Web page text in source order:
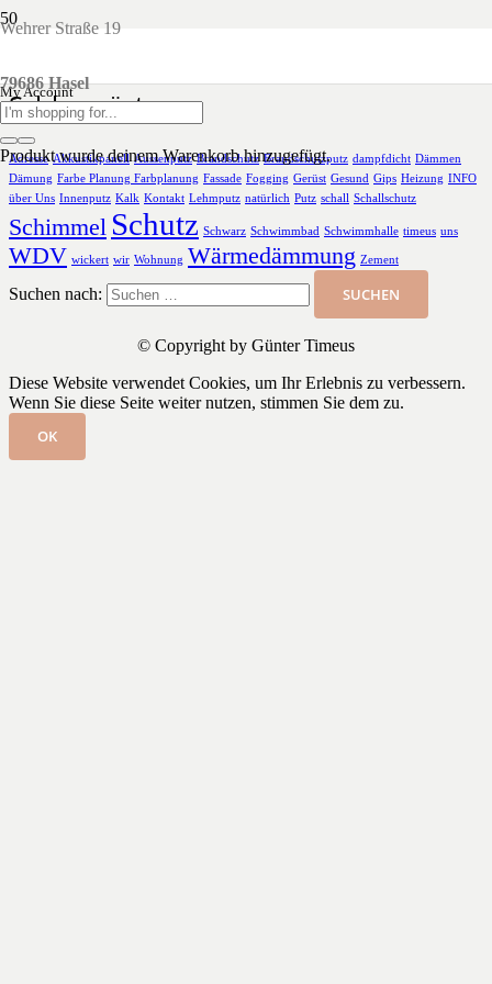
Wehrer Straße 19
79686 Hasel
My Account
Produktwurde deinem Warenkorb hinzugefügt.
Schlagwörter
Adresse Akkustikpanell Aussenputz Brandschutz Brandschutzputz dampfdicht Dämmen
Dämung Farbe Planung Farbplanung Fassade Fogging Gerüst Gesund Gips Heizung INFO
über Uns Innenputz Kalk Kontakt Lehmputz natürlich Putz schall Schallschutz
Schimmel Schutz Schwarz Schwimmbad Schwimmhalle timeus uns
WDV wickert wir Wohnung Wärmedämmung Zement
Suchen nach:
© Copyright by Günter Timeus
Diese Website verwendet Cookies, um Ihr Erlebnis zu verbessern.
Wenn Sie diese Seite weiter nutzen, stimmen Sie dem zu.
OK